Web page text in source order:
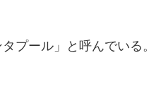
プール」と呼んでいる。